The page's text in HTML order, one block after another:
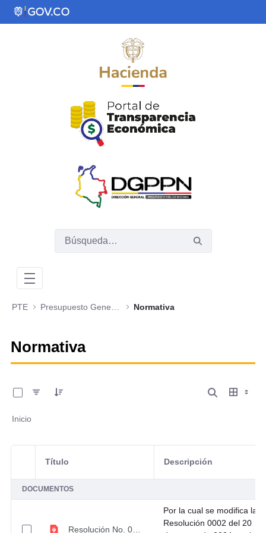
Saltar al contenido principal
PTE Normativa
Normativa
Inicio
Selección del elemento
Título Descripción
DOCUMENTOS
Resolución No. 0004 del 9 de mayo de 2025
Por la cual se modifica la
Resolución 0002 del 20